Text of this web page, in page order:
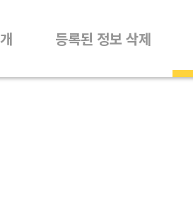
등록된 정보 삭제